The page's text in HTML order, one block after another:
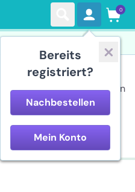
Bereits
registriert?
Nachbestellen
Mein Konto
0
2 Linsen